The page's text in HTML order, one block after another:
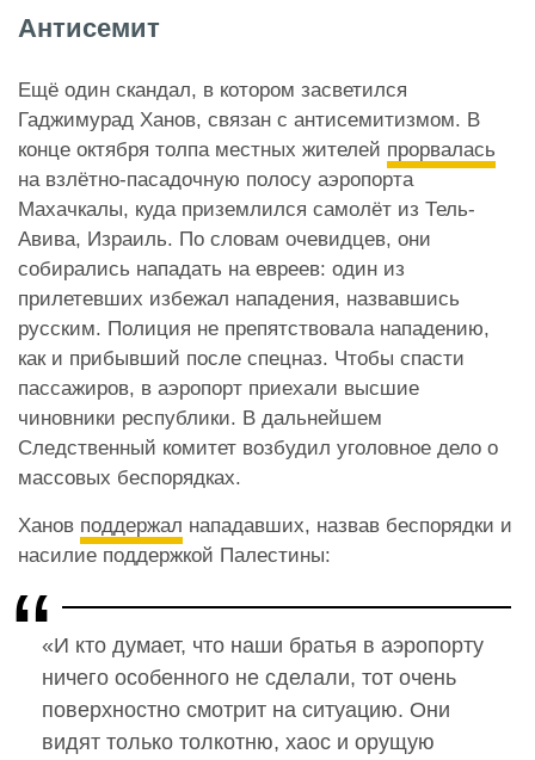
Антисемит
Ещё один скандал, в котором засветился
Гаджимурад Ханов, связан с антисемитизмом. В
конце октября толпа местных жителей прорвалась
на взлётно-пасадочную полосу аэропорта
Махачкалы, куда приземлился самолёт из Тель-
Авива, Израиль. По словам очевидцев, они
собирались нападать на евреев: один из
прилетевших избежал нападения, назвавшись
русским. Полиция не препятствовала нападению,
как и прибывший после спецназ. Чтобы спасти
пассажиров, в аэропорт приехали высшие
чиновники республики. В дальнейшем
Следственный комитет возбудил уголовное дело о
массовых беспорядках.
Ханов поддержал нападавших, назвав беспорядки и
насилие поддержкой Палестины:
«И кто думает, что наши братья в аэропорту
ничего особенного не сделали, тот очень
поверхностно смотрит на ситуацию. Они
видят только толкотню, хаос и орущую